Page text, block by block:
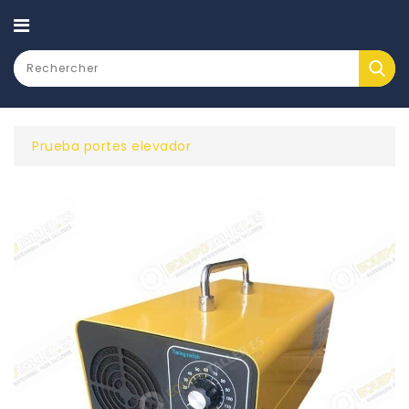
CATEGORY
Prueba portes elevador